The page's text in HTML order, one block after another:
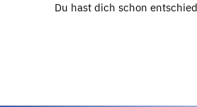
Du hast dich schon